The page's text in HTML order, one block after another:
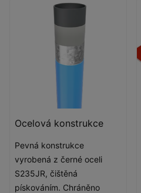
Ocelová konstrukce
Pevná konstrukce
vyrobená z černé oceli
S235JR, čištěná
pískováním. Chráněno